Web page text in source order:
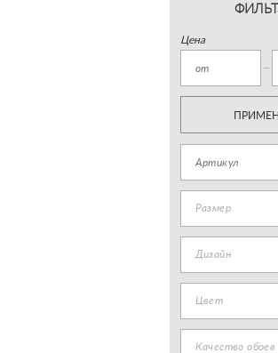
Цена
Размер
Дизайн
Цвет
Качество обоев